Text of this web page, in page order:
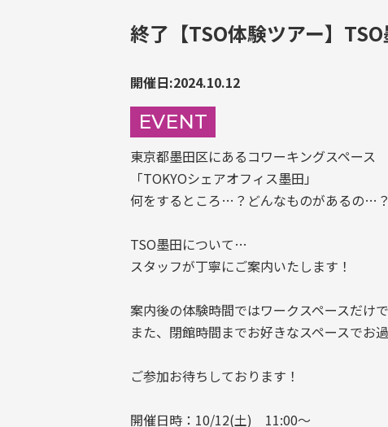
終了【TSO体験ツアー】TSO
開催日:2024.10.12
EVENT
東京都墨田区にあるコワーキングスペース
「TOKYOシェアオフィス墨田」
何をするところ…？どんなものがあるの…？
TSO墨田について…
スタッフが丁寧にご案内いたします！
案内後の体験時間ではワークスペースだけ
また、閉館時間までお好きなスペースでお
ご参加お待ちしております！
開催日時：10/12(土) 11:00～